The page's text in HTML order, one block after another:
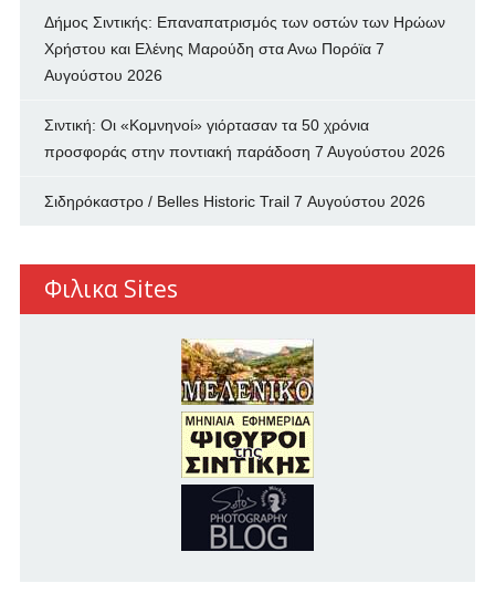
Δήμος Σιντικής: Επαναπατρισμός των oστών των Ηρώων
Χρήστου και Ελένης Μαρούδη στα Ανω Πορόϊα 7
Αυγούστου 2026
Σιντική: Οι «Κομνηνοί» γιόρτασαν τα 50 χρόνια
προσφοράς στην ποντιακή παράδοση 7 Αυγούστου 2026
Σιδηρόκαστρο / Belles Historic Trail 7 Αυγούστου 2026
Φιλικα Sites